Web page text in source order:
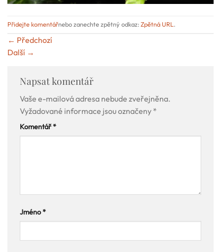
Přidejte komentářnebo zanechte zpětný odkaz:Zpětná URL .
← Předchozí
Další →
Napsat komentář
Vaše e-mailová adresa nebude zveřejněna.
Vyžadované informace jsou označeny *
Komentář*
Jméno*